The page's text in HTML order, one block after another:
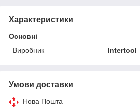
Характеристики
Основні
Виробник
Intertool
Умови доставки
Нова Пошта